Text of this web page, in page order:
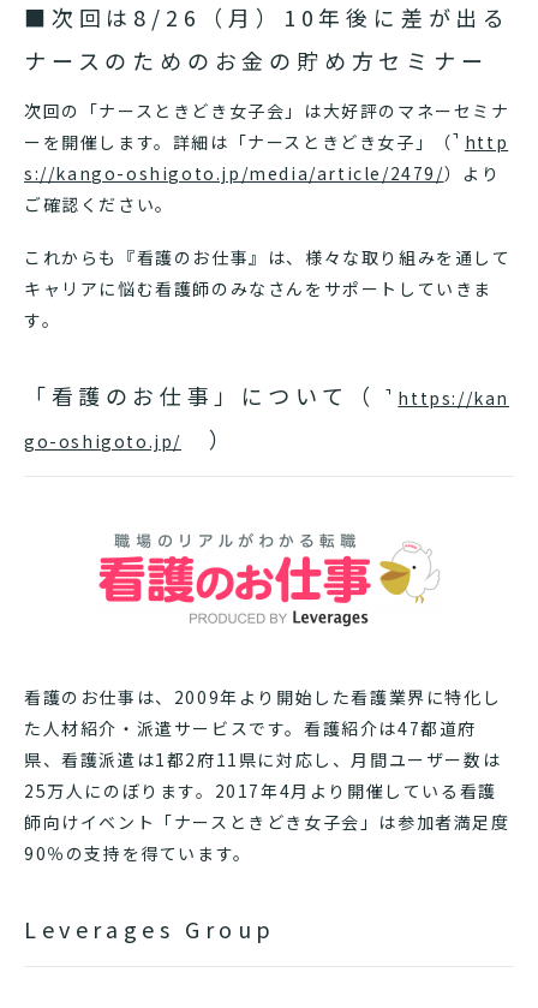
■次回は8/26（月）10年後に差が出る
ナースのためのお金の貯め方セミナー
次回の「ナースときどき女子会」は大好評のマネーセミナ
ーを開催します。詳細は「ナースときどき女子」（
http
s://kango-oshigoto.jp/media/article/2479/）より
ご確認ください。
これからも『看護のお仕事』は、様々な取り組みを通して
キャリアに悩む看護師のみなさんをサポートしていきま
す。
「看護のお仕事」について（ https://kan
go-oshigoto.jp/
）
看護のお仕事は、2009年より開始した看護業界に特化し
た人材紹介・派遣サービスです。看護紹介は47都道府
県、看護派遣は1都2府11県に対応し、月間ユーザー数は
25万人にのぼります。2017年4月より開催している看護
師向けイベント「ナースときどき女子会」は参加者満足度
90％の支持を得ています。
Leverages Group